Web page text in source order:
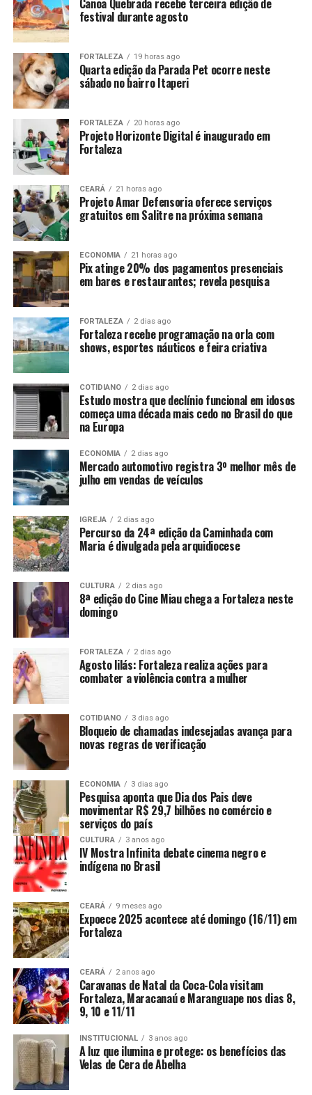
festival durante agosto
FORTALEZA 19 horas ago
Quarta edição da Parada Pet ocorre neste
sábado no bairro Itaperi
FORTALEZA 20 horas ago
Projeto Horizonte Digital é inaugurado em
Fortaleza
CEARÁ 21 horas ago
Projeto Amar Defensoria oferece serviços
gratuitos em Salitre na próxima semana
ECONOMIA 21 horas ago
Pix atinge 20% dos pagamentos presenciais
em bares e restaurantes; revela pesquisa
FORTALEZA 2 dias ago
Fortaleza recebe programação na orla com
shows, esportes náuticos e feira criativa
COTIDIANO 2 dias ago
Estudo mostra que declínio funcional em idosos
começa uma década mais cedo no Brasil do que
na Europa
ECONOMIA 2 dias ago
Mercado automotivo registra 3º melhor mês de
julho em vendas de veículos
IGREJA 2 dias ago
Percurso da 24ª edição da Caminhada com
Maria é divulgada pela arquidiocese
CULTURA 2 dias ago
8ª edição do Cine Miau chega a Fortaleza neste
domingo
FORTALEZA 2 dias ago
Agosto lilás: Fortaleza realiza ações para
combater a violência contra a mulher
COTIDIANO 3 dias ago
Bloqueio de chamadas indesejadas avança para
novas regras de verificação
ECONOMIA 3 dias ago
Pesquisa aponta que Dia dos Pais deve
movimentar R$ 29,7 bilhões no comércio e
serviços do país
CULTURA 3 anos ago
IV Mostra Infinita debate cinema negro e
indígena no Brasil
CEARÁ 9 meses ago
Expoece 2025 acontece até domingo (16/11) em
Fortaleza
CEARÁ 2 anos ago
Caravanas de Natal da Coca-Cola visitam
Fortaleza, Maracanaú e Maranguape nos dias 8,
9, 10 e 11/11
INSTITUCIONAL 3 anos ago
A luz que ilumina e protege: os benefícios das
Velas de Cera de Abelha